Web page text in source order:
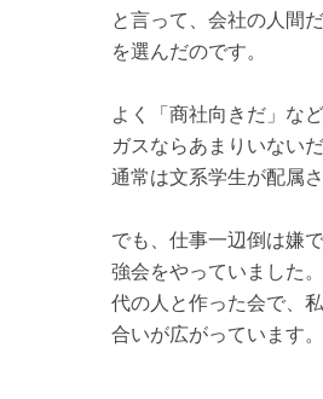
と言って、会社の人間
を選んだのです。
よく「商社向きだ」な
ガスならあまりいない
通常は文系学生が配属
でも、仕事一辺倒は嫌
強会をやっていました
代の人と作った会で、
合いが広がっています。